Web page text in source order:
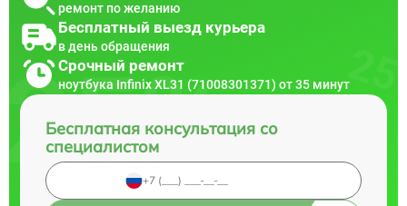
ремонт по желанию
Бесплатный выезд курьера
в день обращения
Срочный ремонт
ноутбука Infinix XL31 (71008301371) от 35 минут
Бесплатная консультация со
специалистом